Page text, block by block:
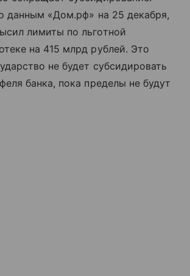
данным «Дoм.рф» на 25 декабря,
лимиты по льготной
на 415 млрд рублей. Это
не будет субсидировать
банка, пока пределы не будут